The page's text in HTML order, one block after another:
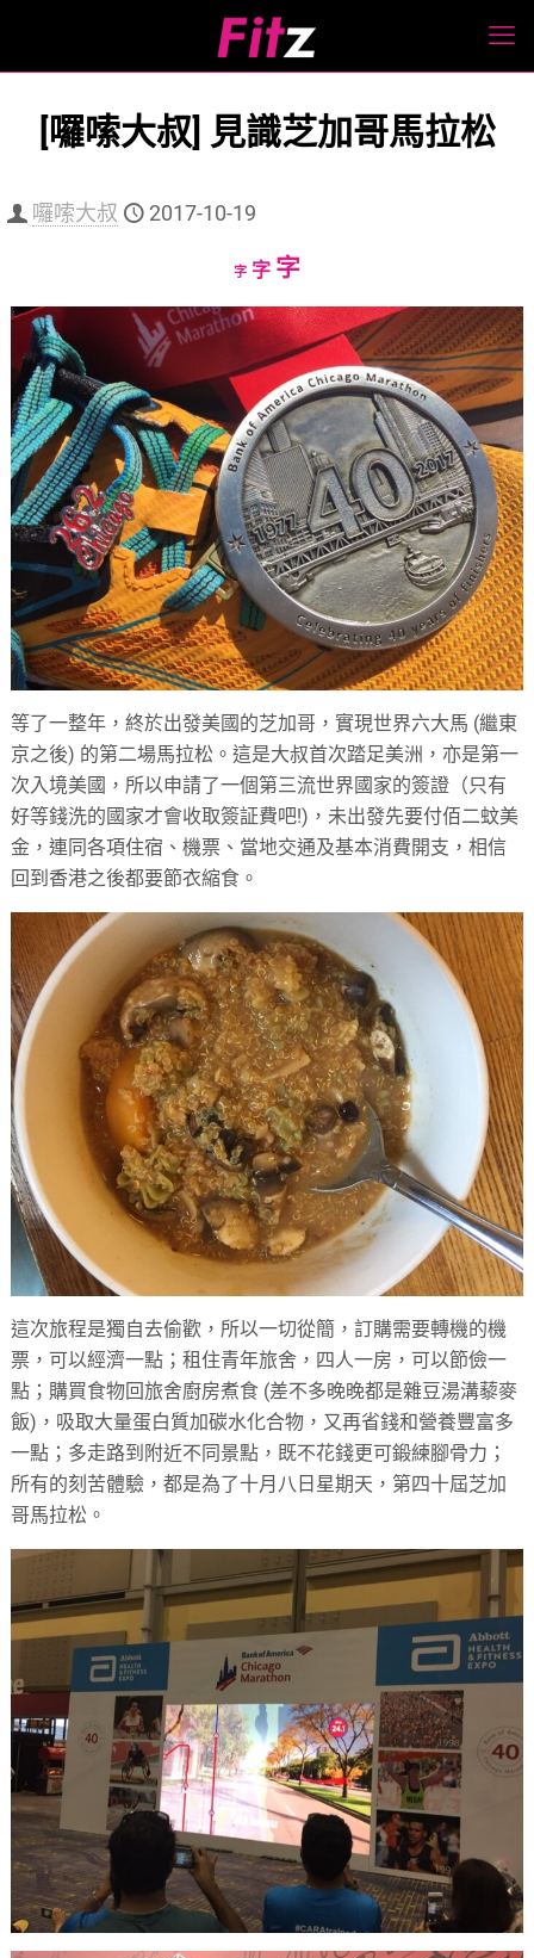
[囉嗦大叔] 見識芝加哥馬拉松
囉嗦大叔 2017-10-19
字Decrease
size.
字Reset
size.
字Increase
size.
等了一整年，終於出發美國的芝加哥，實現世界六大馬 (繼東
京之後) 的第二場馬拉松。這是大叔首次踏足美洲，亦是第一
次入境美國，所以申請了一個第三流世界國家的簽證（只有
好等錢洗的國家才會收取簽証費吧!)，未出發先要付佰二蚊美
金，連同各項住宿、機票、當地交通及基本消費開支，相信
回到香港之後都要節衣縮食。
這次旅程是獨自去偷歡，所以一切從簡，訂購需要轉機的機
票，可以經濟一點；租住青年旅舍，四人一房，可以節儉一
點；購買食物回旅舍廚房煮食 (差不多晚晚都是雜豆湯溝藜麥
飯)，吸取大量蛋白質加碳水化合物，又再省錢和營養豐富多
一點；多走路到附近不同景點，既不花錢更可鍛練腳骨力；
所有的刻苦體驗，都是為了十月八日星期天，第四十屆芝加
哥馬拉松。